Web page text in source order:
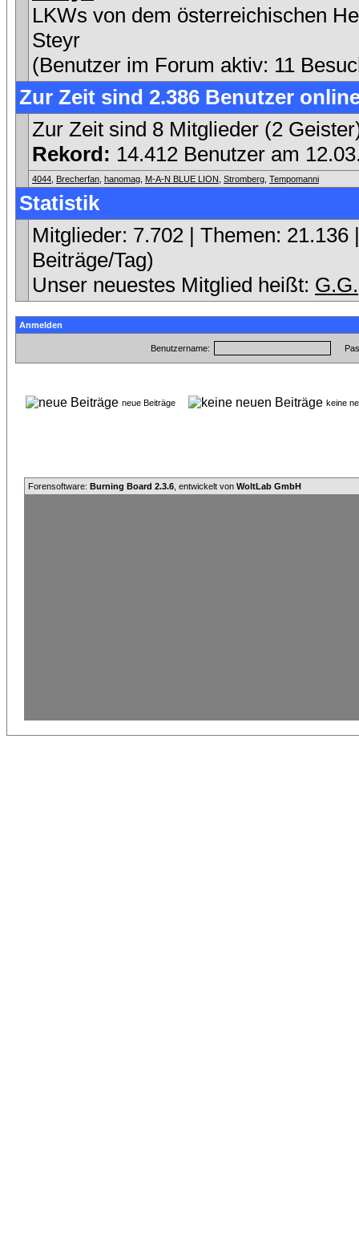
LKWs von dem österreichischen
Steyr
(Benutzer im Forum aktiv: 11
Zur Zeit sind 2.386 Benutzer
Zur Zeit sind 8 Mitglieder (2
Rekord: 14.412 Benutzer am
4044 Brecherfan hanomag M-A-N BLUE LION Stromberg Tempomanni
Statistik
Mitglieder: 7.702 | Themen:
Beiträge/Tag)
Unser neuestes Mitglied heißt: G.G.
Anmelden
Benutzername:
neue Beiträge keine
Forensoftware: Burning Board 2.3.6 , entwickelt von WoltLab GmbH